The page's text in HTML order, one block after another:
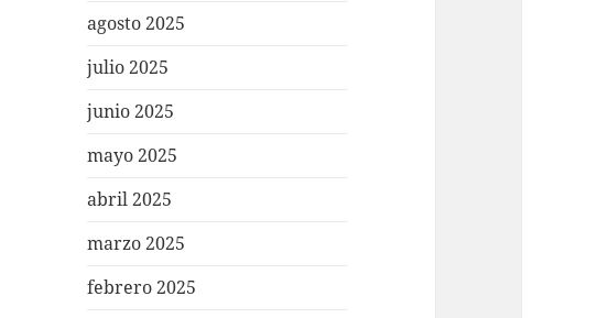
agosto 2025
julio 2025
junio 2025
mayo 2025
abril 2025
marzo 2025
febrero 2025